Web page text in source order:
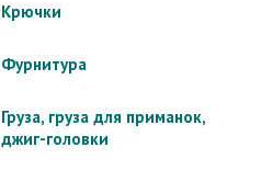
Крючки
Фурнитура
Груза, груза для приманок,
джиг-головки